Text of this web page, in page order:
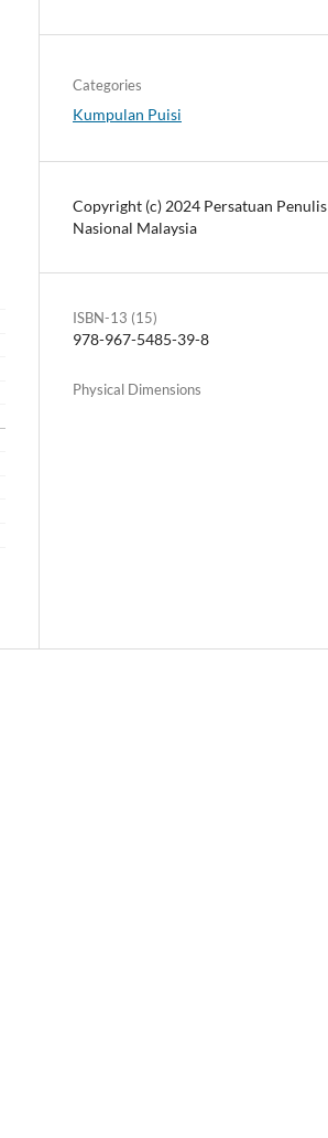
Categories
Kumpulan Puisi
Copyright (c) 2024 Persatuan Penulis
Nasional Malaysia
ISBN-13 (15)
978-967-5485-39-8
Physical Dimensions